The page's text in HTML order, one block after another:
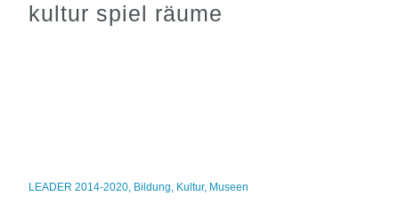
kultur spiel räume
LEADER 2014-2020, Bildung, Kultur, Museen